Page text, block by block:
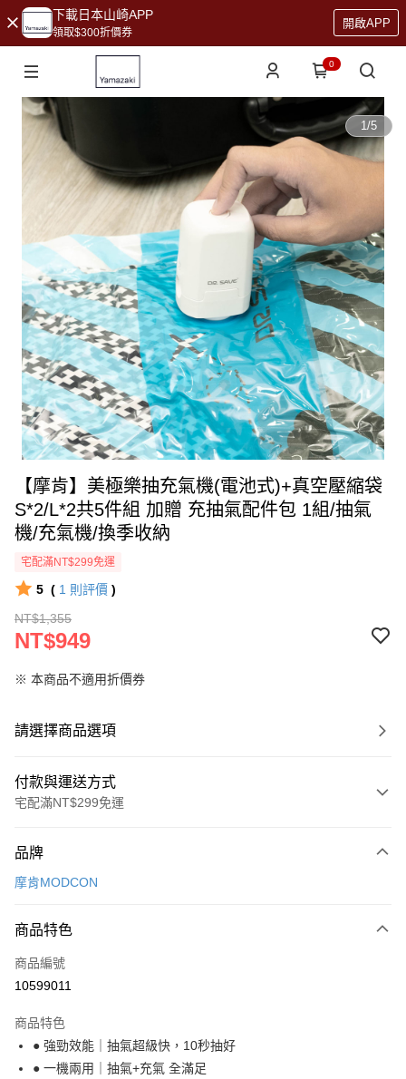
下載日本山崎APP
領取$300折價券
開啟APP
0
1/5
【摩肯】美極樂抽充氣機(電池式)+真空壓縮袋
S*2/L*2共5件組 加贈 充抽氣配件包 1組/抽氣
機/充氣機/換季收納
宅配滿NT$299免運
5 ( 1 則評價 )
NT$1,355
NT$949
※ 本商品不適用折價券
請選擇商品選項
付款與運送方式
宅配滿NT$299免運
信用卡一次付款
Apple Pay
悠遊付
全盈+PAY
大哥付你分期
品牌
摩肯MODCON
商品特色
商品編號
10599011
商品特色
● 強勁效能｜抽氣超級快，10秒抽好
● 一機兩用｜抽氣+充氣 全滿足